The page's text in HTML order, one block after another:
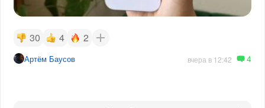
30 4 2
Артём Баусов вчера в 12:42 4